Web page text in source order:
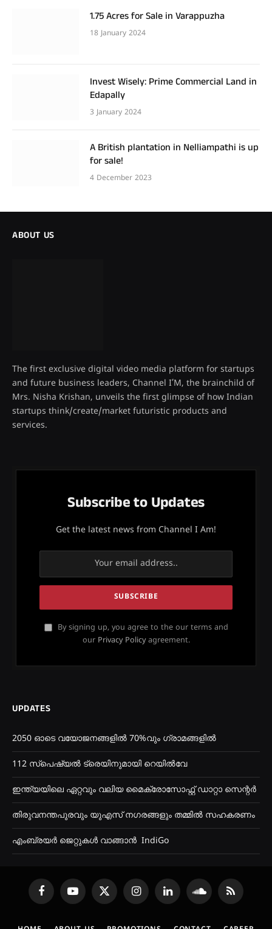
1.75 Acres for Sale in Varappuzha
18 January 2024
Invest Wisely: Prime Commercial Land in
Edapally
3 January 2024
A British plantation in Nelliampathi is up
for sale!
4 December 2023
ABOUT US
The first exclusive digital video media platform for startups
and future business leaders, Channel I’M, the brainchild of
Mrs. Nisha Krishan, unveils the first glimpse of how Indian
startups think/create/market futuristic products and
services.
Subscribe to Updates
Get the latest news from Channel I Am!
By signing up, you agree to the our terms and
our Privacy Policyagreement.
UPDATES
2050 ഓടെ വയോജനങ്ങളിൽ 70%വും ഗ്രാമങ്ങളിൽ
112 സ്പെഷ്യൽ ട്രെയിനുമായി റെയിൽവേ
ഇന്ത്യയിലെ ഏറ്റവും വലിയ മൈക്രോസോഫ്റ്റ് ഡാറ്റാ സെന്റർ
തിരുവനന്തപുരവും യുഎസ് നഗരങ്ങളും തമ്മിൽ സഹകരണം
എംബ്രയർ ജെറ്റുകൾ വാങ്ങാൻ IndiGo
FacebookYouTubeX
(Twitter)
InstagramLinkedInSoundCloud
RSS